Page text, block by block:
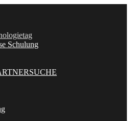
Schulung